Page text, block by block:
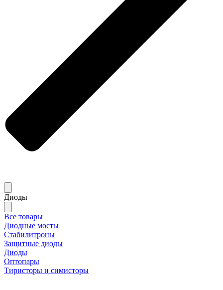
Диоды
Все товары
Диодные мосты
Стабилитроны
Защитные диоды
Диоды
Оптопары
Тиристоры и симисторы